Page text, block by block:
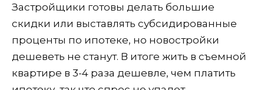
Застройщики готовы делать большие
скидки или выставлять субсидированные
проценты по ипотеке, но новостройки
дешеветь не станут. В итоге жить в съемной
квартире в 3-4 раза дешевле, чем платить